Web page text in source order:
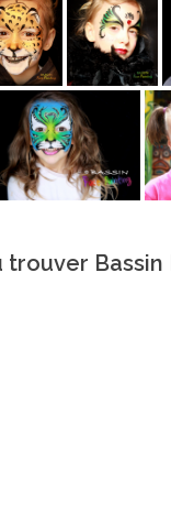
trouver Bassin